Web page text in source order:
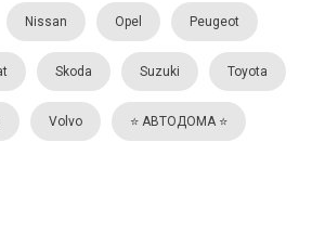
Nissan Opel Peugeot
Skoda Suzuki Toyota
Volvo ⭐️ АВТОДОМА ⭐️